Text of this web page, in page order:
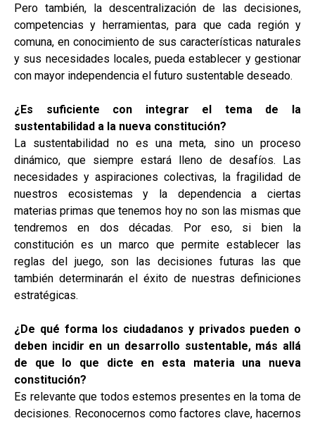
Pero también, la descentralización de las decisiones,
competencias y herramientas, para que cada región y
comuna, en conocimiento de sus características naturales
y sus necesidades locales, pueda establecer y gestionar
con mayor independencia el futuro sustentable deseado.
¿Es suficiente con integrar el tema de la
sustentabilidad a la nueva constitución?
La sustentabilidad no es una meta, sino un proceso
dinámico, que siempre estará lleno de desafíos. Las
necesidades y aspiraciones colectivas, la fragilidad de
nuestros ecosistemas y la dependencia a ciertas
materias primas que tenemos hoy no son las mismas que
tendremos en dos décadas. Por eso, si bien la
constitución es un marco que permite establecer las
reglas del juego, son las decisiones futuras las que
también determinarán el éxito de nuestras definiciones
estratégicas.
¿De qué forma los ciudadanos y privados pueden o
deben incidir en un desarrollo sustentable, más allá
de que lo que dicte en esta materia una nueva
constitución?
Es relevante que todos estemos presentes en la toma de
decisiones. Reconocernos como factores clave, hacernos